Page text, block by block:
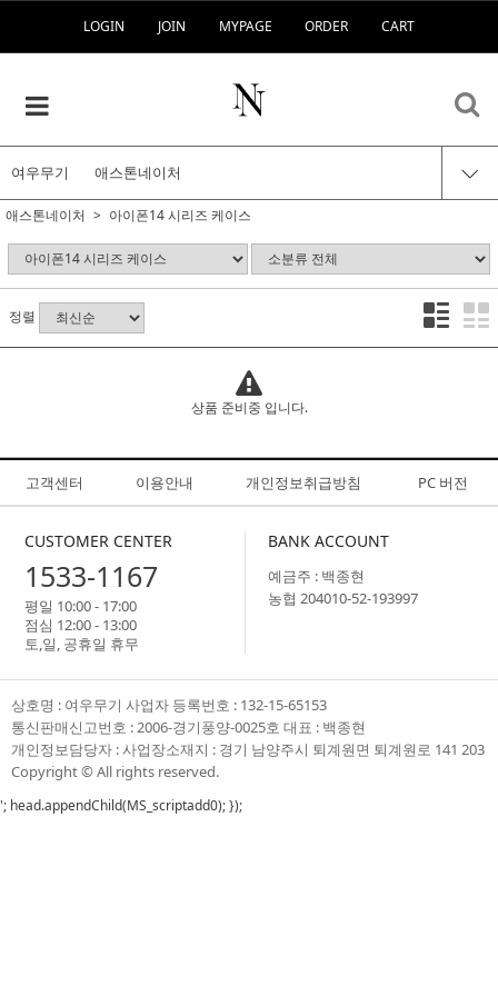
LOGIN JOIN MYPAGE ORDER CART
여우무기 애스톤네이처
애스톤네이처 아이폰14 시리즈 케이스
정렬
상품 준비중 입니다.
고객센터 이용안내 개인정보취급방침 PC 버전
CUSTOMER CENTER
1533-1167
평일 10:00 - 17:00
점심 12:00 - 13:00
토,일, 공휴일 휴무
BANK ACCOUNT
예금주 : 백종현
농협 204010-52-193997
상호명 : 여우무기 사업자 등록번호 : 132-15-65153
통신판매신고번호 : 2006-경기풍양-0025호 대표 : 백종현
개인정보담당자 : 사업장소재지 : 경기 남양주시 퇴계원면 퇴계원로 141 203
Copyright © All rights reserved.
'; head.appendChild(MS_scriptadd0); });